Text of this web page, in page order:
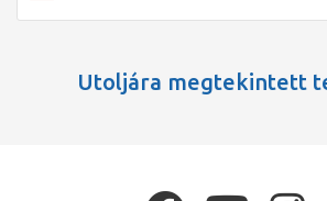
Utoljára megtekintett